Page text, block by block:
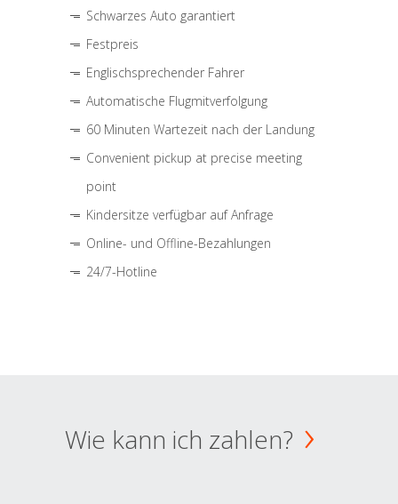
Schwarzes Auto garantiert
Festpreis
Englischsprechender Fahrer
Automatische Flugmitverfolgung
60 Minuten Wartezeit nach der Landung
Convenient pickup at precise meeting
point
Kindersitze verfügbar auf Anfrage
Online- und Offline-Bezahlungen
24/7-Hotline
Wie kann ich zahlen?